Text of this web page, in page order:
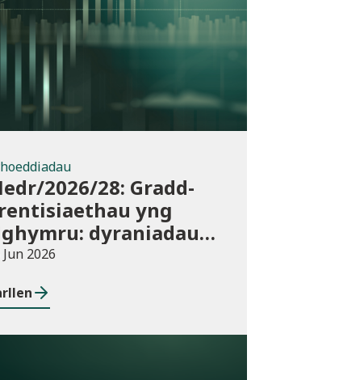
2026/28: Gradd-
yng
dyraniadau
ar gyfer blwyddyn
Jun 2026